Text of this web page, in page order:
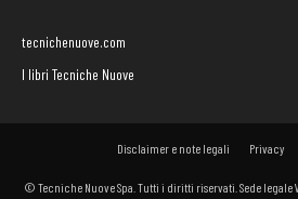
tecnichenuove.com
I libri Tecniche Nuove
Disclaimer e note legali Privacy
© Tecniche Nuove Spa. Tutti i diritti riservati. Sede legale